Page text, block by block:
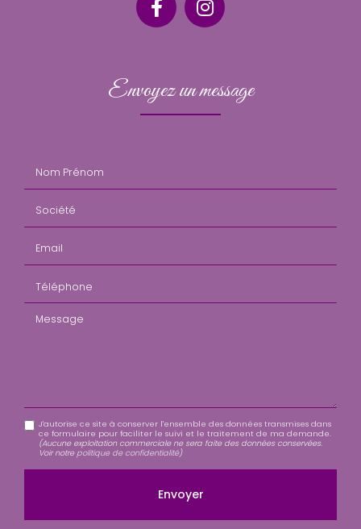
Envoyez un message
Message
J'autorise ce site à conserver l'ensemble des données transmises dans
ce formulaire pour faciliter le suivi et le traitement de ma demande.
(Aucune exploitation commerciale ne sera faite des données conservées.
Voir notre politique de confidentialité)